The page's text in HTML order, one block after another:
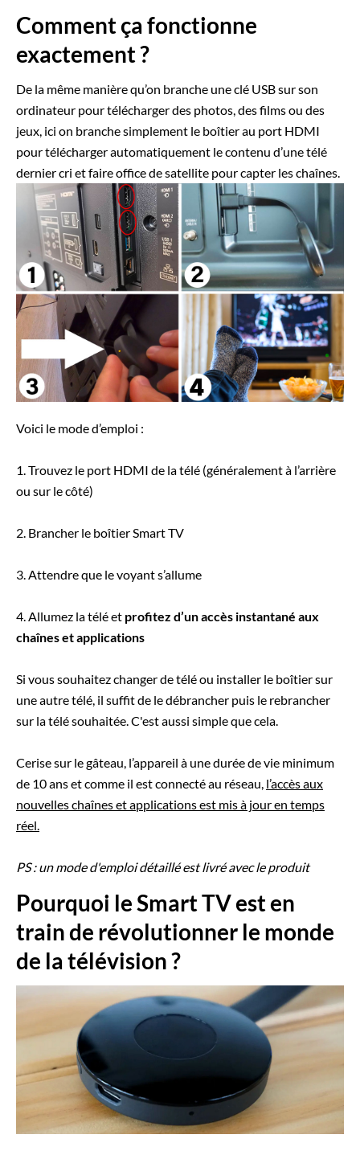
Comment ça fonctionne
exactement ?
De la même manière qu’on branche une clé USB sur son
ordinateur pour télécharger des photos, des films ou des
jeux, ici on branche simplement le boîtier au port HDMI
pour télécharger automatiquement le contenu d’une télé
dernier cri et faire office de satellite pour capter les chaînes.
Voici le mode d’emploi :
1. Trouvez le port HDMI de la télé (généralement à l’arrière
ou sur le côté)
2. Brancher le boîtier Smart TV
3. Attendre que le voyant s’allume
4. Allumez la télé et profitez d’un accès instantané aux
chaînes et applications
Si vous souhaitez changer de télé ou installer le boîtier sur
une autre télé, il suffit de le débrancher puis le rebrancher
sur la télé souhaitée. C'est aussi simple que cela.
Cerise sur le gâteau, l’appareil à une durée de vie minimum
de 10 ans et comme il est connecté au réseau, l’accès aux
nouvelles chaînes et applications est mis à jour en temps
réel.
PS : un mode d'emploi détaillé est livré avec le produit
Pourquoi le Smart TV est en
train de révolutionner le monde
de la télévision ?